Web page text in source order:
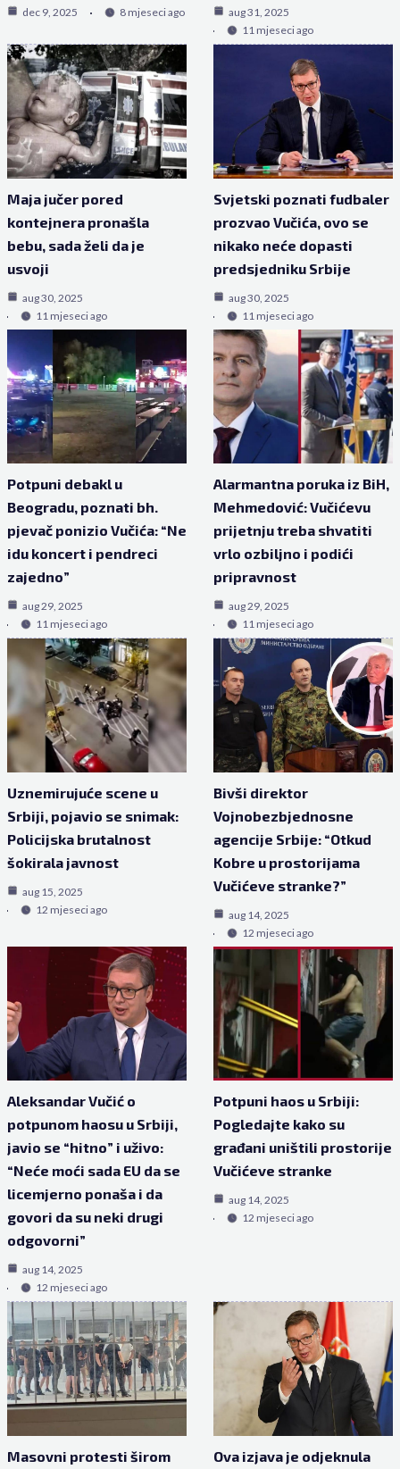
dec 9, 2025 8 mjeseci ago
aug 31, 2025
11 mjeseci ago
Maja jučer pored
kontejnera pronašla
bebu, sada želi da je
usvoji
aug 30, 2025
11 mjeseci ago
Svjetski poznati fudbaler
prozvao Vučića, ovo se
nikako neće dopasti
predsjedniku Srbije
aug 30, 2025
11 mjeseci ago
Potpuni debakl u
Beogradu, poznati bh.
pjevač ponizio Vučića: “Ne
idu koncert i pendreci
zajedno”
aug 29, 2025
11 mjeseci ago
Alarmantna poruka iz BiH,
Mehmedović: Vučićevu
prijetnju treba shvatiti
vrlo ozbiljno i podići
pripravnost
aug 29, 2025
11 mjeseci ago
Uznemirujuće scene u
Srbiji, pojavio se snimak:
Policijska brutalnost
šokirala javnost
aug 15, 2025
12 mjeseci ago
Bivši direktor
Vojnobezbjednosne
agencije Srbije: “Otkud
Kobre u prostorijama
Vučićeve stranke?”
aug 14, 2025
12 mjeseci ago
Aleksandar Vučić o
potpunom haosu u Srbiji,
javio se “hitno” i uživo:
“Neće moći sada EU da se
licemjerno ponaša i da
govori da su neki drugi
odgovorni”
aug 14, 2025
12 mjeseci ago
Potpuni haos u Srbiji:
Pogledajte kako su
građani uništili prostorije
Vučićeve stranke
aug 14, 2025
12 mjeseci ago
Masovni protesti širom
Ova izjava je odjeknula